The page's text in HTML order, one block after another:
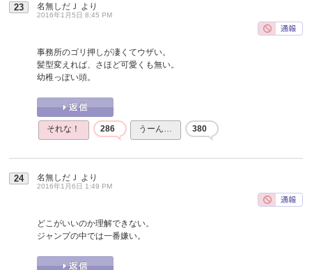
23 名無しだＪ より
2016年1月5日 8:45 PM
事務所のゴリ押しが凄くてウザい。
髪型変えれば、さほど可愛くも無い。
幼稚っぽい頭。
それな！ 286 うーん… 380
24 名無しだＪ より
2016年1月6日 1:49 PM
どこがいいのか理解できない。
ジャンプの中では一番嫌い。